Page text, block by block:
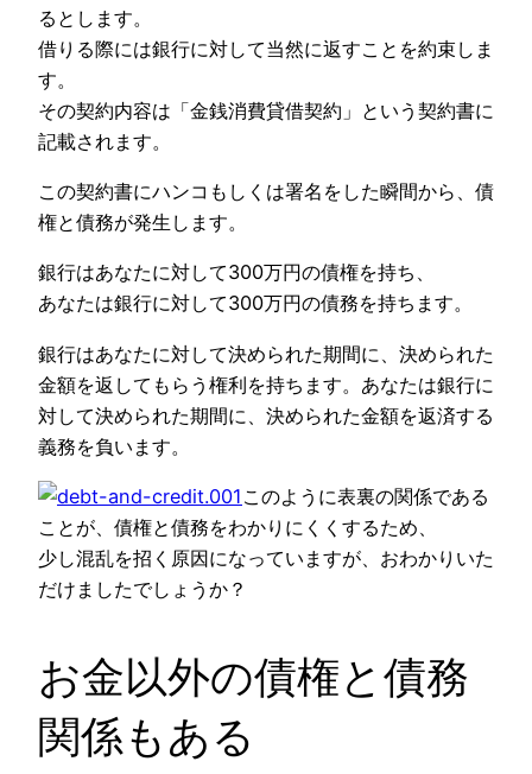
るとします。
借りる際には銀行に対して当然に返すことを約束しま
す。
その契約内容は「金銭消費貸借契約」という契約書に
記載されます。
この契約書にハンコもしくは署名をした瞬間から、債
権と債務が発生します。
銀行はあなたに対して300万円の債権を持ち、
あなたは銀行に対して300万円の債務を持ちます。
銀行はあなたに対して決められた期間に、決められた
金額を返してもらう権利を持ちます。あなたは銀行に
対して決められた期間に、決められた金額を返済する
義務を負います。
このように表裏の関係である
ことが、債権と債務をわかりにくくするため、
少し混乱を招く原因になっていますが、おわかりいた
だけましたでしょうか？
お金以外の債権と債務
関係もある